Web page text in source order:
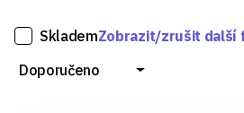
před poškozením.
SklademZobrazit/zrušit další
Doporučeno